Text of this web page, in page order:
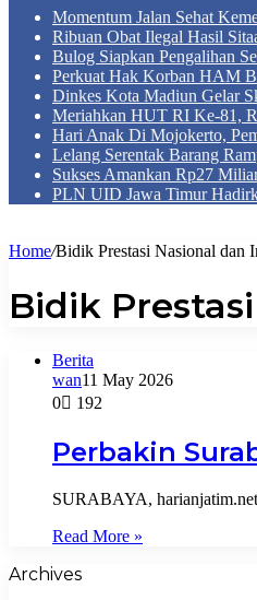
Momentum Jalan Sehat
Ribuan Obat Ilegal Hasil
Bulog Siapkan Pengalihan
Perkuat Hak Korban HAM
Dinkes Kota Madiun Gelar
Meriahkan HUT RI Ke-81,
Hari Anak Di Mojokerto,
Lelang Serentak Barang
Sukses Amankan Rp27
PLN UID Jawa Timur
Home/Bidik Prestasi Nasional dan
Bidik
Berita
wan11 May 2026
0
192
Perbakin
SURABAYA,
Read More »
Archives